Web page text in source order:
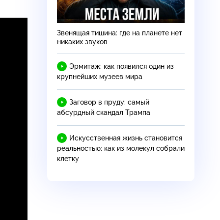
Звенящая тишина: где на планете нет
никаких звуков
Эрмитаж: как появился один из
крупнейших музеев мира
Заговор в пруду: самый
абсурдный скандал Трампа
Искусственная жизнь становится
реальностью: как из молекул собрали
клетку